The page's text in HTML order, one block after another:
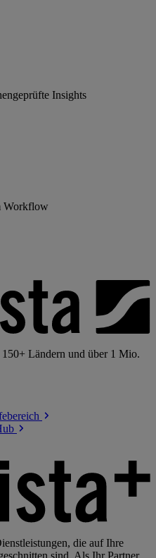
Insights
Workflow
Ländern und über 1 Mio.
die auf Ihre
sind. Als Ihr Partner